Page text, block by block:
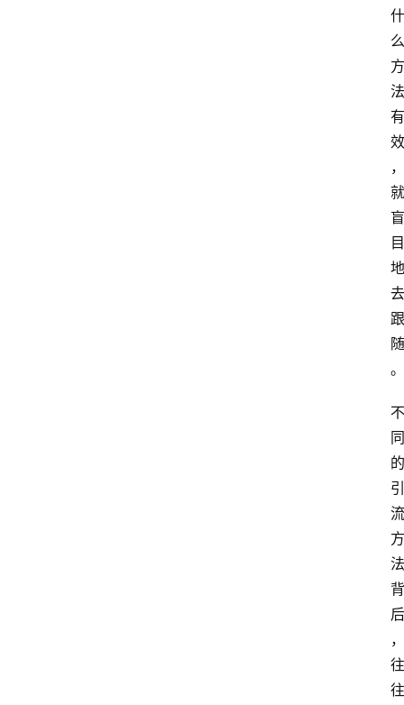
什
么
方
法
有
效
，
就
盲
目
地
去
跟
随
。
不
同
的
引
流
方
法
背
后
，
往
往